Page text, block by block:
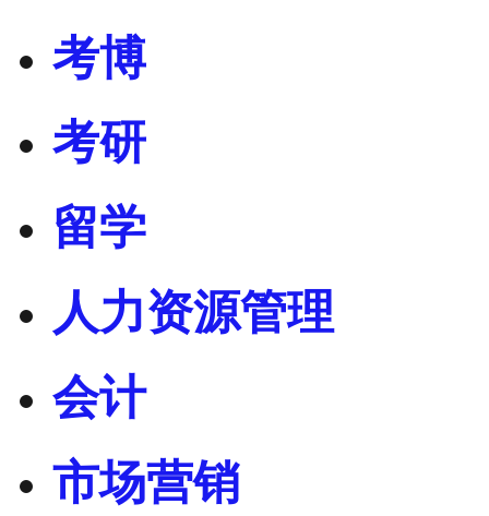
考博
考研
留学
人力资源管理
会计
市场营销